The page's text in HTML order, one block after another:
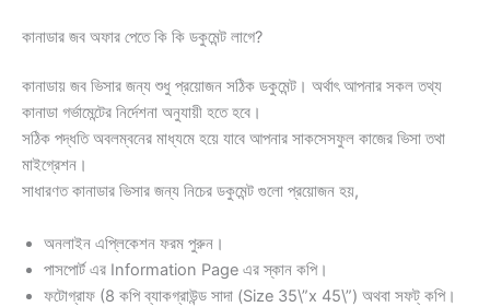
কানাডার জব অফার পেতে কি কি ডকুমেন্ট লাগে?
কানাডায় জব ভিসার জন্য শুধু প্রয়োজন সঠিক ডকুমেন্ট। অর্থাৎ আপনার সকল তথ্য
কানাডা গর্ভামেন্টের নির্দেশনা অনুযায়ী হতে হবে।
সঠিক পদ্ধতি অবলম্বনের মাধ্যমে হয়ে যাবে আপনার সাকসেসফুল কাজের ভিসা তথা
মাইগ্রেশন।
সাধারণত কানাডার ভিসার জন্য নিচের ডকুমেন্ট গুলো প্রয়োজন হয়,
অনলাইন এপ্লিকেশন ফরম পুরুন।
পাসপোর্ট এর Information Page এর স্কান কপি।
ফটোগ্রাফ (8 কপি ব্যাকগ্রাউন্ড সাদা (Size 35\”x 45\”) অথবা সফট্ কপি।